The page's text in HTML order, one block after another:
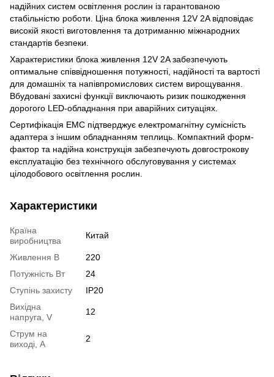
надійних систем освітлення рослин із гарантованою
стабільністю роботи. Ціна блока живлення 12V 2A відповідає
високій якості виготовлення та дотриманню міжнародних
стандартів безпеки.
Характеристики блока живлення 12V 2A забезпечують
оптимальне співвідношення потужності, надійності та вартості
для домашніх та напівпромислових систем вирощування.
Вбудовані захисні функції виключають ризик пошкодження
дорогого LED-обладнання при аварійних ситуаціях.
Сертифікація EMC підтверджує електромагнітну сумісність
адаптера з іншим обладнанням теплиць. Компактний форм-
фактор та надійна конструкція забезпечують довгострокову
експлуатацію без технічного обслуговування у системах
цілодобового освітлення рослин.
Характеристики
Країна
виробництва
Китай
Живлення В
220
Потужність Вт
24
Ступінь захисту
IP20
Вихідна
напруга, V
12
Струм на
виході, А
2